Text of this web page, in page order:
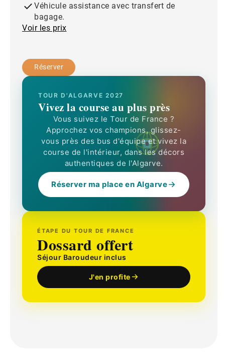
Véhicule assistance avec transfert de
bagage.
Voir les prix
Réserver
TOUR D'ALGARVE 2027
Vivez la course au plus près
Vous suivez le Tour de France ?
Approchez vos champions, glissez-
vous près des bus d'équipe et vivez la
course de l'intérieur, dans les décors
authentiques de l'Algarve.
Réserver ma place en Algarve
ÉTAPE DU TOUR DE FRANCE
Dossard offert
Séjour Baroudeur inclus
J'en profite